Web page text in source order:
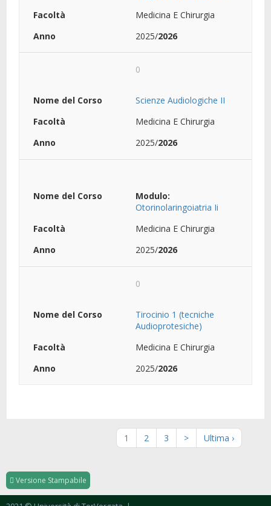
Medicina E Chirurgia
2025/2026
0
Scienze Audiologiche II
Medicina E Chirurgia
2025/2026
Modulo:
Otorinolaringoiatria Ii
Medicina E Chirurgia
2025/2026
0
Tirocinio 1 (tecniche
Audioprotesiche)
Medicina E Chirurgia
2025/2026
1 2 3 > Ultima ›
Versione Stampabile